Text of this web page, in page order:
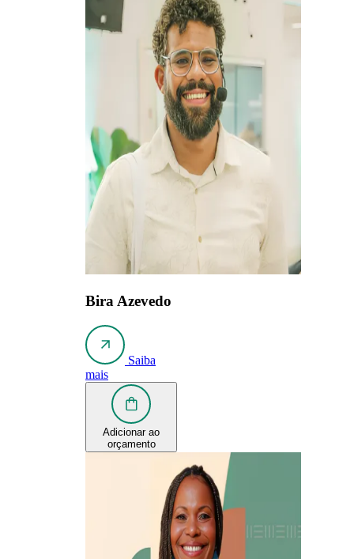
Bira Azevedo
Saiba
mais
Adicionar ao
orçamento